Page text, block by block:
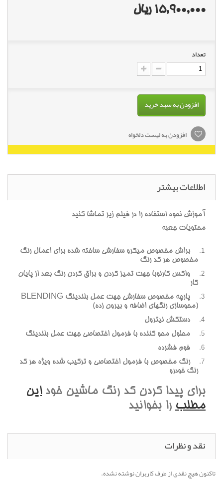
15,900,000 ریال
تعداد
افزودن به سبد خرید
افزودن به لیست دلخواه
اطلاعات بیشتر
آموزش نحوه استفاده را در فیلم زیر تماشا کنید
محتویات جعبه
براش مخصوص میکرو سفارشی ساخته شده برای اعمال رنگ
مخصوص هر کد رنگ
واکس کارنوبا جهت تمیز کردن و براق کردن رنگ بعد از پایان
کار
پارچه مخصوص سفارشی جهت عمل بلندینگ BLENDING
(محوسازی رنگهای اضافه و بیرون زده)
دستکش نیترول
محلول محو کننده با فرمول اختصاصی جهت عمل بلندینگ
فوم فشرده
رنگ مخصوص با فرمول اختصاصی و ترکیب شده ویژه هر کد
رنگ خودرو
برای پیدا کردن کد رنگ ماشین خوداین
مطلب را بخوانید
نقد و نظرات
تاکنون هیچ نقدی از طرف کاربران نوشته نشده.